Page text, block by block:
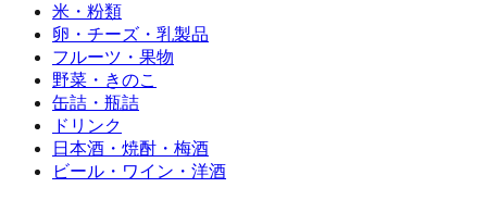
米・粉類
卵・チーズ・乳製品
フルーツ・果物
野菜・きのこ
缶詰・瓶詰
ドリンク
日本酒・焼酎・梅酒
ビール・ワイン・洋酒